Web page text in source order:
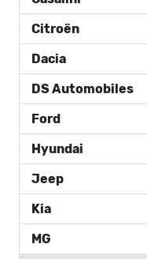
Citroën
Dacia
DS Automobiles
Ford
Hyundai
Jeep
Kia
MG